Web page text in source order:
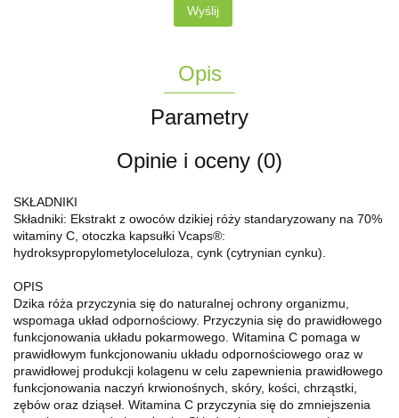
Wyślij
Opis
Parametry
Opinie i oceny (0)
SKŁADNIKI
Składniki: Ekstrakt z owoców dzikiej róży standaryzowany na 70%
witaminy C, otoczka kapsułki Vcaps®:
hydroksypropylometyloceluloza, cynk (cytrynian cynku).
OPIS
Dzika róża przyczynia się do naturalnej ochrony organizmu,
wspomaga układ odpornościowy. Przyczynia się do prawidłowego
funkcjonowania układu pokarmowego. Witamina C pomaga w
prawidłowym funkcjonowaniu układu odpornościowego oraz w
prawidłowej produkcji kolagenu w celu zapewnienia prawidłowego
funkcjonowania naczyń krwionośnych, skóry, kości, chrząstki,
zębów oraz dziąseł. Witamina C przyczynia się do zmniejszenia